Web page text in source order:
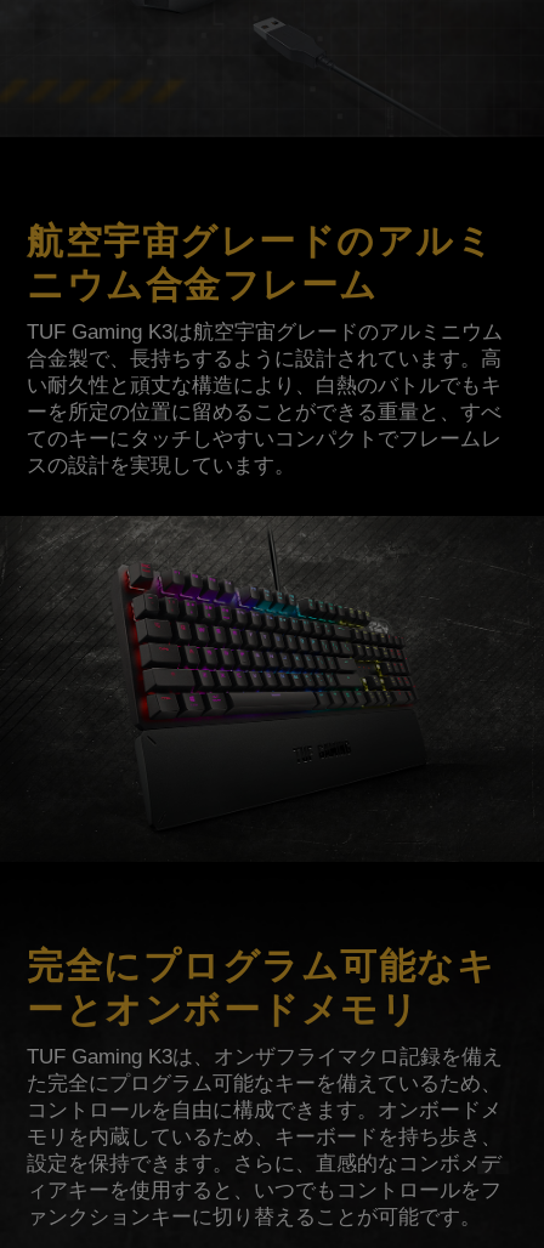
航空宇宙グレードのアルミ
ニウム合金フレーム
TUF Gaming K3は航空宇宙グレードのアルミニウム
合金製で、長持ちするように設計されています。高
い耐久性と頑丈な構造により、白熱のバトルでもキ
ーを所定の位置に留めることができる重量と、すべ
てのキーにタッチしやすいコンパクトでフレームレ
スの設計を実現しています。
完全にプログラム可能なキ
ーとオンボードメモリ
TUF Gaming K3は、オンザフライマクロ記録を備え
た完全にプログラム可能なキーを備えているため、
コントロールを自由に構成できます。オンボードメ
モリを内蔵しているため、キーボードを持ち歩き、
設定を保持できます。さらに、直感的なコンボメデ
ィアキーを使用すると、いつでもコントロールをフ
ァンクションキーに切り替えることが可能です。